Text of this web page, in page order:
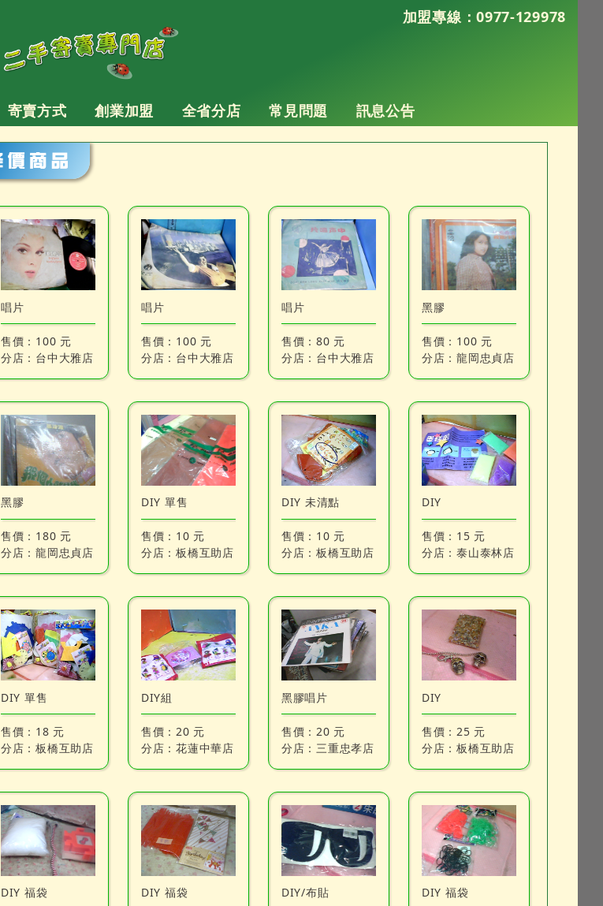
加盟專線：0977-129978
寄賣方式 創業加盟 全省分店 常見問題 訊息公告
降價商品
唱片
售價： 100 元
分店： 台中大雅店
唱片
售價： 100 元
分店： 台中大雅店
唱片
售價：80 元
分店： 台中大雅店
黑膠
售價： 100 元
分店：龍岡忠貞店
黑膠
售價： 180 元
分店：龍岡忠貞店
DIY 單售
售價： 10 元
分店：板橋互助店
DIY 未清點
售價： 10 元
分店：板橋互助店
DIY
售價： 15 元
分店：泰山泰林店
DIY 單售
售價： 18 元
分店：板橋互助店
DIY組
售價： 20 元
分店：花蓮中華店
黑膠唱片
售價： 20 元
分店： 三重忠孝店
DIY
售價： 25 元
分店：板橋互助店
DIY 福袋 DIY 福袋 DIY/布貼 DIY 福袋